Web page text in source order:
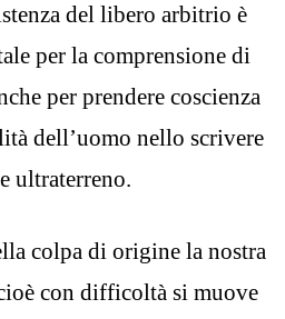
del libero arbitrio è
per la comprensione di
per prendere coscienza
dell’uomo nello scrivere
ultraterreno.
colpa di origine la nostra
con difficoltà si muove